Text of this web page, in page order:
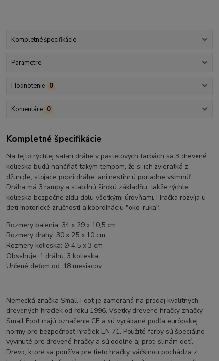
Kompletné špecifikácie
Parametre
Hodnotenie 0
Komentáre 0
Kompletné špecifikácie
Na tejto rýchlej safari dráhe v pastelových farbách sa 3 drevené
kolieska budú naháňať takým tempom, že si ich zvieratká z
džungle, stojace popri dráhe, ani nestihnú poriadne všimnúť.
Dráha má 3 rampy a stabilnú širokú základňu, takže rýchle
kolieska bezpečne zídu dolu všetkými úrovňami. Hračka rozvíja u
detí motorické zručnosti a koordináciu "oko-ruka".
Rozmery balenia: 34 x 29 x 10,5 cm
Rozmery dráhy: 30 x 25 x 10 cm
Rozmery kolieska: Ø 4,5 x 3 cm
Obsahuje: 1 dráhu, 3 kolieska
Určené deťom od: 18 mesiacov
Nemecká značka Small Foot je zameraná na predaj kvalitných
drevených hračiek od roku 1996. Všetky drevené hračky značky
Small Foot majú označenie CE a sú vyrábané podľa európskej
normy pre bezpečnosť hračiek EN 71. Použité farby sú špeciálne
vyvinuté pre drevené hračky a sú odolné aj proti slinám detí.
Drevo, ktoré sa používa pre tieto hračky, väčšinou pochádza z